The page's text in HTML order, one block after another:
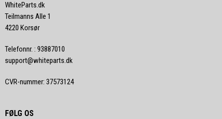
WhiteParts.dk
Teilmanns Alle 1
4220 Korsør
Telefonnr. : 93887010
support@whiteparts.dk
CVR-nummer: 37573124
FØLG OS